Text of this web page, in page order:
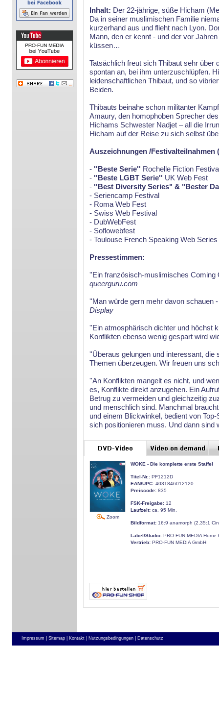
Inhalt: Der 22-jährige, süße Hicham
Da in seiner muslimischen Familie
kurzerhand aus und flieht nach Lyon.
Mann, den er kennt - und der vor
küssen…
Tatsächlich freut sich Thibaut sehr über
spontan an, bei ihm unterzuschlüpfen.
leidenschaftlichen Thibaut, und so
Beiden.
Thibauts beinahe schon militanter
Amaury, den homophoben Sprecher
Hichams Schwester Nadjet – all die
Hicham auf der Reise zu sich selbst
Auszeichnungen /Festivalteilnahmen
- ''Beste Serie'' Rochelle Fiction
- ''Beste LGBT Serie'' UK Web Fest
- ''Best Diversity Series" & "Bester
- Seriencamp Festival
- Roma Web Fest
- Swiss Web Festival
- DubWebFest
- Soflowebfest
- Toulouse French Speaking Web
Pressestimmen:
''Ein französisch-muslimisches Coming
queerguru.com
''Man würde gern mehr davon schauen
Display
''Ein atmosphärisch dichter und höchst
Konflikten ebenso wenig gespart wird
''Überaus gelungen und interessant,
Themen überzeugen. Wir freuen uns
''An Konflikten mangelt es nicht, und
es, Konflikte direkt anzugehen. Ein
Betrug zu vermeiden und gleichzeitig
und menschlich sind. Manchmal
und einem Blickwinkel, bedient von
sich positionieren muss. Und dann sind
Zoom
WOKE - Die komplette erste Staffel
Titel-Nr.: PF1212D
EAN/UPC: 4031846012120
Preiscode: 835
FSK-Freigabe: 12
Laufzeit: ca. 95 Min.
Bildformat: 16:9 anamorph (2,35:1
Label/Studio: PRO-FUN MEDIA Home
Vertrieb: PRO-FUN MEDIA GmbH
Impressum | Sitemap | Kontakt | Nutzungsbedingungen | Datenschutz